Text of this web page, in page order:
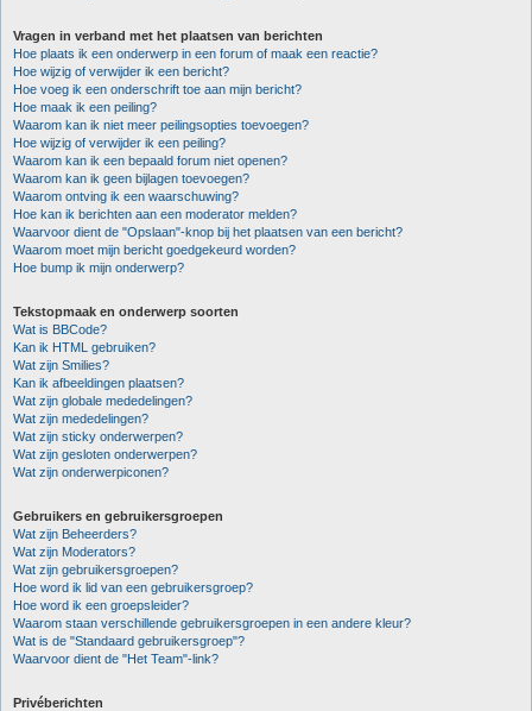
Vragen in verband met het plaatsen van berichten
Hoe plaats ik een onderwerp in een forum of maak een reactie?
Hoe wijzig of verwijder ik een bericht?
Hoe voeg ik een onderschrift toe aan mijn bericht?
Hoe maak ik een peiling?
Waarom kan ik niet meer peilingsopties toevoegen?
Hoe wijzig of verwijder ik een peiling?
Waarom kan ik een bepaald forum niet openen?
Waarom kan ik geen bijlagen toevoegen?
Waarom ontving ik een waarschuwing?
Hoe kan ik berichten aan een moderator melden?
Waarvoor dient de "Opslaan"-knop bij het plaatsen van een bericht?
Waarom moet mijn bericht goedgekeurd worden?
Hoe bump ik mijn onderwerp?
Tekstopmaak en onderwerp soorten
Wat is BBCode?
Kan ik HTML gebruiken?
Wat zijn Smilies?
Kan ik afbeeldingen plaatsen?
Wat zijn globale mededelingen?
Wat zijn mededelingen?
Wat zijn sticky onderwerpen?
Wat zijn gesloten onderwerpen?
Wat zijn onderwerpiconen?
Gebruikers en gebruikersgroepen
Wat zijn Beheerders?
Wat zijn Moderators?
Wat zijn gebruikersgroepen?
Hoe word ik lid van een gebruikersgroep?
Hoe word ik een groepsleider?
Waarom staan verschillende gebruikersgroepen in een andere kleur?
Wat is de "Standaard gebruikersgroep"?
Waarvoor dient de "Het Team"-link?
Privéberichten